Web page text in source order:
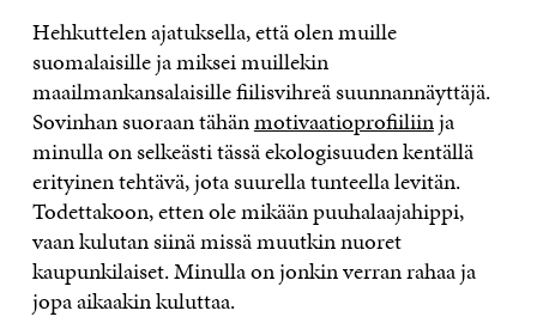
Hehkuttelen ajatuksella, että olen muille
suomalaisille ja miksei muillekin
maailmankansalaisille fiilisvihreä suunnannäyttäjä.
Sovinhan suoraan tähänmotivaatioprofiiliinja
minulla on selkeästi tässä ekologisuuden kentällä
erityinen tehtävä, jota suurella tunteella levitän.
Todettakoon, etten ole mikään puuhalaajahippi,
vaan kulutan siinä missä muutkin nuoret
kaupunkilaiset. Minulla on jonkin verran rahaa ja
jopa aikaakin kuluttaa.